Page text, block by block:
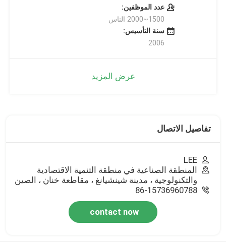
عدد الموظفين:
1500~2000 الناس
سنة التأسيس:
2006
عرض المزيد
تفاصيل الاتصال
LEE
المنطقة الصناعية في منطقة التنمية الاقتصادية
والتكنولوجية ، مدينة شينشيانغ ، مقاطعة خنان ، الصين
86-15736960788
contact now